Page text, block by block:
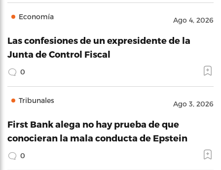
Economía Ago 4, 2026
Las confesiones de un expresidente de la
Junta de Control Fiscal
0
Tribunales Ago 3, 2026
First Bank alega no hay prueba de que
conocieran la mala conducta de Epstein
0